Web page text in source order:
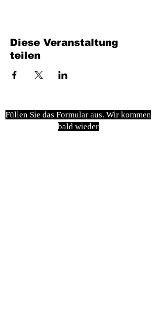
Diese Veranstaltung
teilen
Füllen Sie das Formular aus. Wir kommen
bald wieder